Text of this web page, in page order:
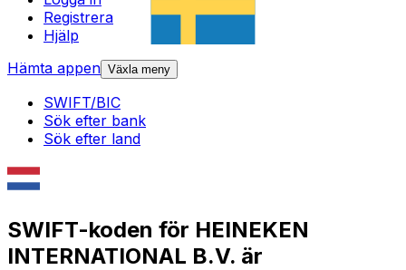
Registrera
Hjälp
Hämta appen Växla meny
SWIFT/BIC
Sök efter bank
Sök efter land
SWIFT-koden för HEINEKEN
INTERNATIONAL B.V. är